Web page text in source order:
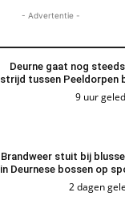
- Advertentie -
Deurne gaat nog
strijd tussen Peeldorpen
9 uur
Brandweer stuit bij
in Deurnese bossen op
2 dagen